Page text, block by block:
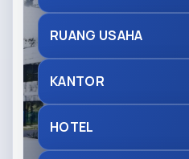
RUANG USAHA
KANTOR
HOTEL